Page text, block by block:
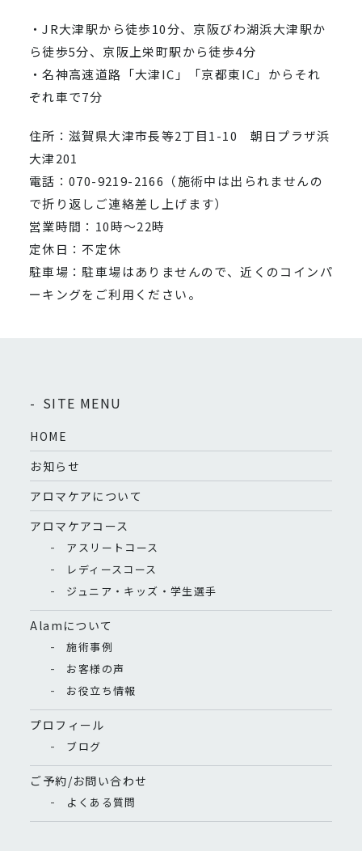
・JR大津駅から徒歩10分、京阪びわ湖浜大津駅か
ら徒歩5分、京阪上栄町駅から徒歩4分
・名神高速道路「大津IC」「京都東IC」からそれ
ぞれ車で7分
住所：滋賀県大津市長等2丁目1-10 朝日プラザ浜
大津201
電話：070-9219-2166（施術中は出られませんの
で折り返しご連絡差し上げます）
営業時間：10時～22時
定休日：不定休
駐車場：駐車場はありませんので、近くのコインパ
ーキングをご利用ください。
SITE MENU
HOME
お知らせ
アロマケアについて
アロマケアコース
アスリートコース
レディースコース
ジュニア・キッズ・学生選手
Alamについて
施術事例
お客様の声
お役立ち情報
プロフィール
ブログ
ご予約/お問い合わせ
よくある質問